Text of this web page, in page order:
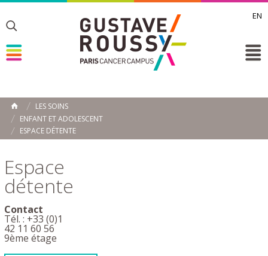
EN
Toggle
Toggle
Toggle
ACCUEIL
LES SOINS
ENFANT ET ADOLESCENT
ESPACE DÉTENTE
Espace
détente
Contact
Tél. : +33 (0)1
42 11 60 56
9ème étage